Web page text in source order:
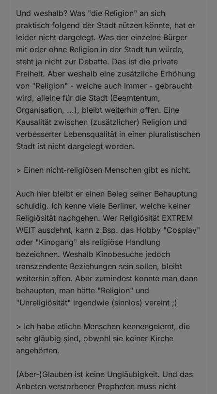
Und weshalb? Was "die Religion" an sich
praktisch folgend der Stadt nützen könnte, hat er
leider nicht dargelegt. Was der einzelne Bürger
mit oder ohne Religion in der Stadt tun würde,
steht ja nicht zur Debatte. Das ist die private
Freiheit. Aber weshalb eine zusätzliche Erhöhung
von "Religion" - welche auch immer - gebraucht
wird, alleine für die Stadt (Beamtentum,
Organisation, ...), bleibt weiterhin offen. Eine
Kausalität zwischen (zusätzlicher) Religion und
verbesserter Lebensqualität in einer pluralistischen
Stadt ist nicht dargelegt worden.
> Einen nicht-religiösen Menschen gibt es nicht.
Auch hier bleibt er einen Beleg seiner Behauptung
schuldig. Ich kenne viele Berliner, welche keiner
Religiösität nachgehen. Wer Religiösität EXTREM
WEIT ausdehnt, kann z.Bsp. das Hobby "Cosplay"
oder "Kinogang" als religiöse Handlung
bezeichnen. Weshalb Kinobesuche jedoch
transzendente Beziehungen sein sollen, bleibt
weiterhin offen. Aber zumindest konnte man dann
behaupten, man hätte "Religion" und
"Unreligiösität" irgendwie (sinnlos) vereint ;)
> Ich habe etliche Menschen kennengelernt, die
sehr gläubig sind, obwohl sie keiner Kirche
angehörten.
(Aber-)Glauben ist keine Ungläubigkeit. Und das
Anbeten verstorbener Propheten muss nicht